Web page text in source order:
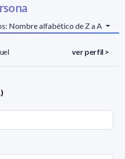
Nombre alfabético de Z a A
ver perfil >